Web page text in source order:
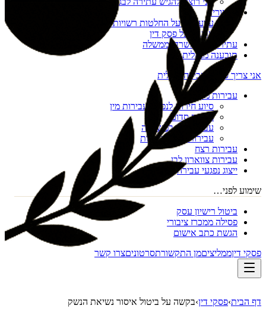
ערעורים
ערעורים על החלטות רשויות מקומיות
ערעור על פסק דין
עתירות נגד משרדי ממשלה
תובענה מנהלית
אני צריך סיוע בעבירה פלילית
עבירות מין
סיוע חירום לנפגעי עבירות מין
מעשה סדום
עבירות מין במשפחה
עבירות מין דיגיטליות
עבירות רצח
עבירות צווארון לבן
ייצוג נפגעי עבירה
שימוע לפני…
ביטול רישיון עסק
פסילה ממכרז ציבורי
הגשת כתב אישום
פסקי דיןממליציםמן התקשורתסרטוניםצרו קשר
דף הבית›פסקי דין›בקשה על ביטול איסור נשיאת הנשק